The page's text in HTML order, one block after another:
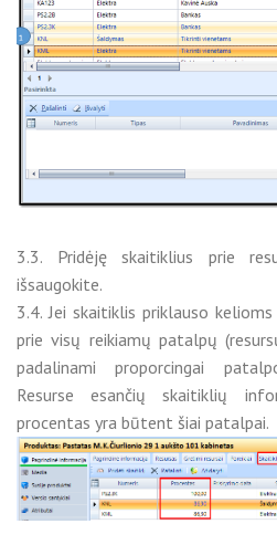
3.3. Pridėję skaitiklius prie
išsaugokite.
3.4. Jei skaitiklis priklauso
prie visų reikiamų patalpų
padalinami proporcingai
Resurse esančių skaitiklių
procentas yra būtent šiai patalpai.